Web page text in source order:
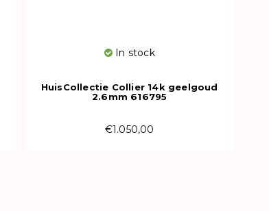
In stock
HuisCollectie Collier 14k geelgoud
2.6mm 616795
€1.050,00